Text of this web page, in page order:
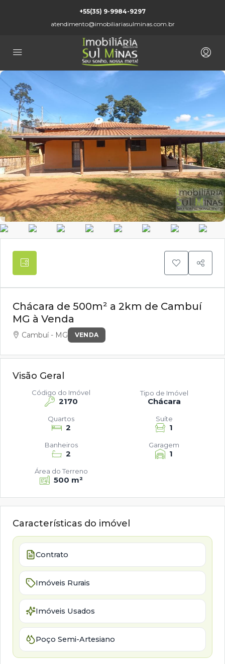
+55(35) 9-9984-9297
atendimento@imobiliariasulminas.com.br
VENDA
Chácara de 500m² a 2km de Cambuí
MG à Venda
Cambuí - MG
Visão Geral
2170
Código do Imóvel
Chácara
Tipo de Imóvel
2
Quartos
1
Suíte
2
Banheiros
1
Garagem
500 m²
Área do Terreno
Características do imóvel
Contrato
Imóveis Rurais
Imóveis Usados
Poço Semi-Artesiano